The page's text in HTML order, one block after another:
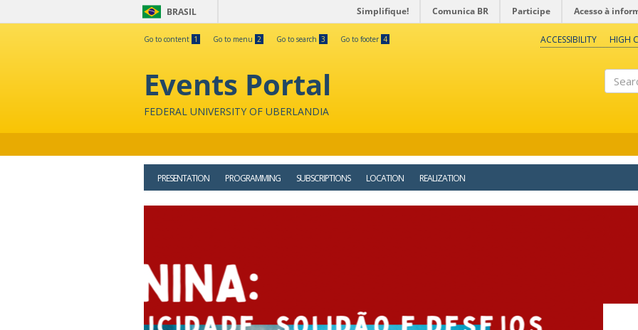
BRASIL Simplifique! Comunica BR Participe Acesso à
Go to content 1 Go to menu 2 Go to search 3 Go to footer 4 ACCESSIBILITY HIGH
Events Portal
FEDERAL UNIVERSITY OF UBERLANDIA
PRESENTATION PROGRAMMING SUBSCRIPTIONS LOCATION REALIZATION